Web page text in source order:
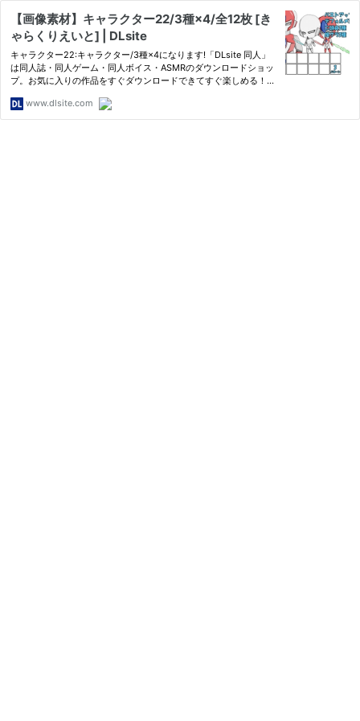
【画像素材】キャラクター22/3種×4/全12枚 [き
ゃらくりえいと] | DLsite
キャラクター22:キャラクター/3種×4になります!「DLsite 同人」
は同人誌・同人ゲーム・同人ボイス・ASMRのダウンロードショッ
プ。お気に入りの作品をすぐダウンロードできてすぐ楽しめる！毎
国内最大級の二次元総合ダウンロードショップ「DLsite」！
www.dlsite.com